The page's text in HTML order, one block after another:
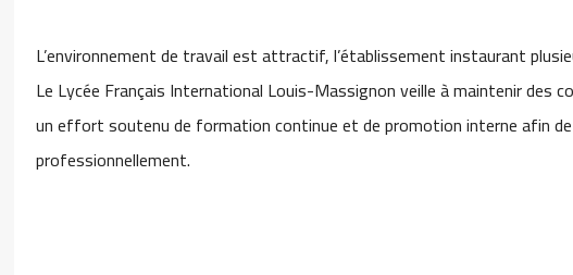
L’environnement de travail est attractif, l’établissement instaurant
Le Lycée Français International Louis-Massignon veille à maintenir des
un effort soutenu de formation continue et de promotion interne afin de
professionnellement.